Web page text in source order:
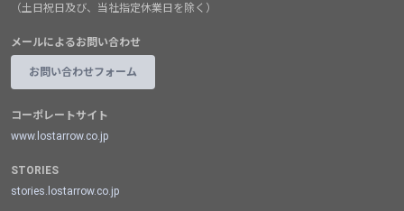
（土日祝日及び、当社指定休業日を除く）
メールによるお問い合わせ
お問い合わせフォーム
コーポレートサイト
www.lostarrow.co.jp
STORIES
stories.lostarrow.co.jp